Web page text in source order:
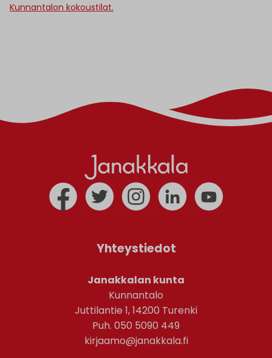
Kunnantalon kokoustilat.
Yhteystiedot
Janakkalan kunta
Kunnantalo
Juttilantie 1, 14200 Turenki
Puh. 050 5090 449
kirjaamo@janakkala.fi